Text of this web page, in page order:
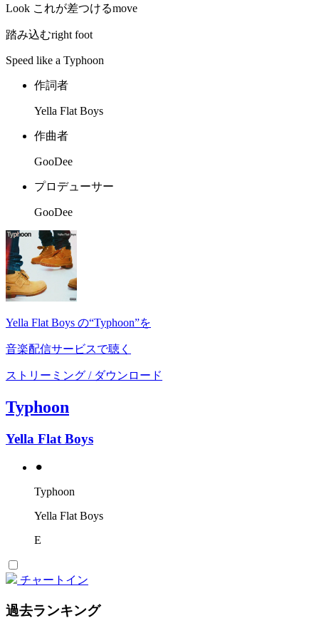
Look これが差つけるmove
踏み込むright foot
Speed like a Typhoon
作詞者
Yella Flat Boys
作曲者
GooDee
プロデューサー
GooDee
Yella Flat Boys の“Typhoon”を
音楽配信サービスで聴く
ストリーミング / ダウンロード
Typhoon
Yella Flat Boys
⚫︎
Typhoon
Yella Flat Boys
E
チャートイン
過去ランキング